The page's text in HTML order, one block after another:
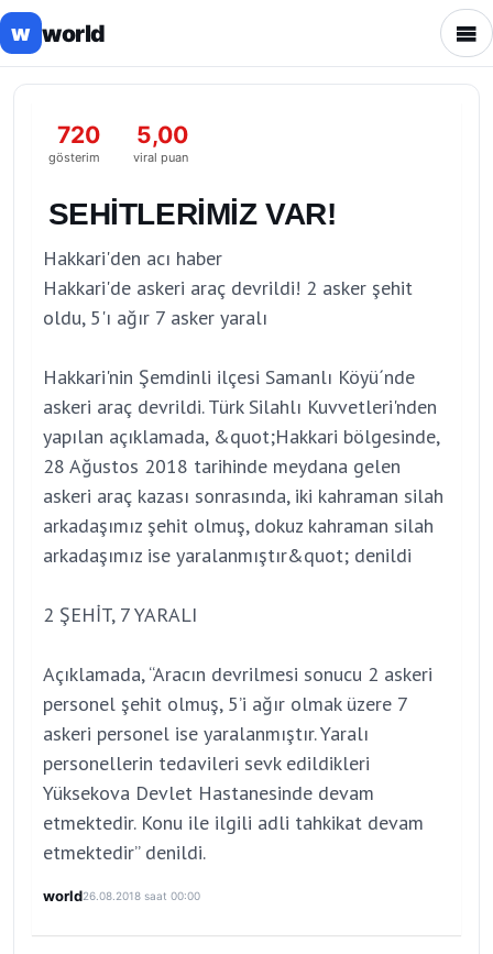
w world
720
gösterim
5,00
viral puan
SEHİTLERİMİZ VAR!
Hakkari'den acı haber
Hakkari'de askeri araç devrildi! 2 asker şehit
oldu, 5'ı ağır 7 asker yaralı
Hakkari'nin Şemdinli ilçesi Samanlı Köyü´nde
askeri araç devrildi. Türk Silahlı Kuvvetleri'nden
yapılan açıklamada, &quot;Hakkari bölgesinde,
28 Ağustos 2018 tarihinde meydana gelen
askeri araç kazası sonrasında, iki kahraman silah
arkadaşımız şehit olmuş, dokuz kahraman silah
arkadaşımız ise yaralanmıştır&quot; denildi
2 ŞEHİT, 7 YARALI
Açıklamada, “Aracın devrilmesi sonucu 2 askeri
personel şehit olmuş, 5’i ağır olmak üzere 7
askeri personel ise yaralanmıştır. Yaralı
personellerin tedavileri sevk edildikleri
Yüksekova Devlet Hastanesinde devam
etmektedir. Konu ile ilgili adli tahkikat devam
etmektedir” denildi.
world26.08.2018 saat 00:00